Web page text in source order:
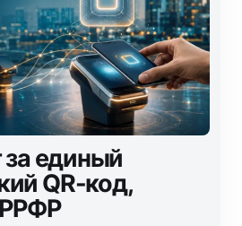
за единый
QR-код,